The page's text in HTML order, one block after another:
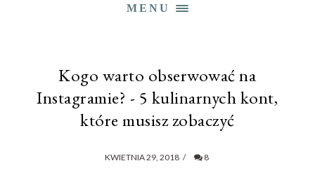
MENU
Kogo warto obserwować na
Instagramie? - 5 kulinarnych kont,
które musisz zobaczyć
KWIETNIA 29, 2018 / 8